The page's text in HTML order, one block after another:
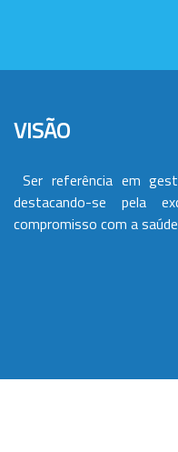
VISÃO
Ser referência em
destacando-se pela
compromisso com a